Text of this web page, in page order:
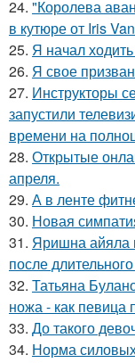
24. "Королева
в кутюре от Iris
25. Я начал
26. Я свое
27. Инструкторы
запустили
времени на
28. Открытые
апреля.
29. А в ленте
30. Новая
31. Яришна айяла
после
32. Татьяна
ножа - как певица
33. До такого
34. Норма